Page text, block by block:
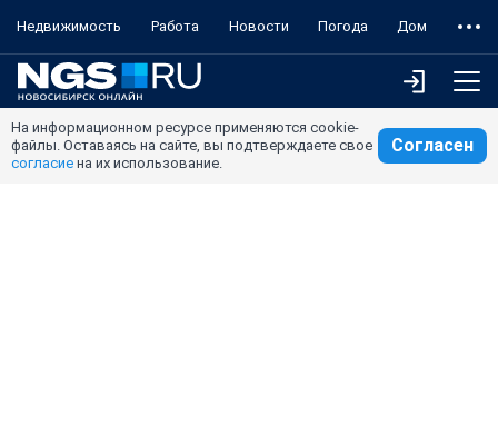
Недвижимость Работа Новости Погода Дом
На информационном ресурсе применяются cookie-
файлы. Оставаясь на сайте, вы подтверждаете свое
согласие на их использование.
Согласен